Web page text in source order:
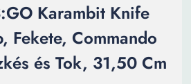
Karambit Knife
Fekete, Commando
és Tok, 31,50 Cm